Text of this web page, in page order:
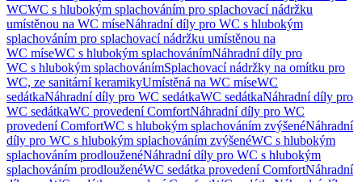
WCWC s hlubokým splachováním pro splachovací nádržku
umístěnou na WC míseNáhradní díly pro WC s hlubokým
splachováním pro splachovací nádržku umístěnou na
WC míseWC s hlubokým splachovánímNáhradní díly pro
WC s hlubokým splachovánímSplachovací nádržky na omítku pro
WC, ze sanitární keramikyUmístěná na WC míseWC
sedátkaNáhradní díly pro WC sedátkaWC sedátkaNáhradní díly pro
WC sedátkaWC provedení ComfortNáhradní díly pro WC
provedení ComfortWC s hlubokým splachováním zvýšenéNáhradní
díly pro WC s hlubokým splachováním zvýšenéWC s hlubokým
splachováním prodlouženéNáhradní díly pro WC s hlubokým
splachováním prodlouženéWC sedátka provedení ComfortNáhradní